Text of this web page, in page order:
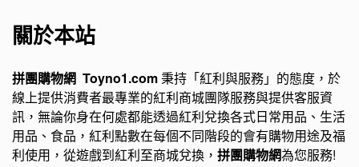
關於本站
拼團購物網 Toyno1.com秉持「紅利與服務」的態度，於
線上提供消費者最專業的紅利商城團隊服務與提供客服資
訊，無論你身在何處都能透過紅利兌換各式日常用品、生活
用品、食品，紅利點數在每個不同階段的會有購物用途及福
利使用，從遊戲到紅利至商城兌換， 拼團購物網為您服務!